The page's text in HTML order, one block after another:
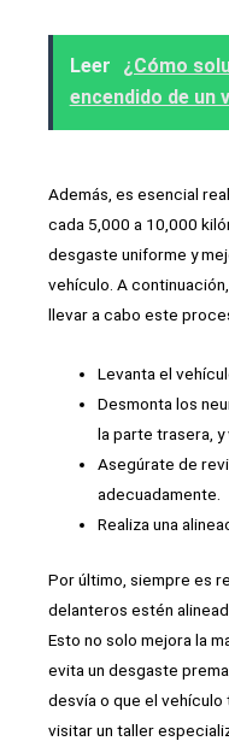
Leer
¿Cómo
encendido de un
Además, es esencial
cada 5,000 a 10,000
desgaste uniforme y
vehículo. A
llevar a cabo este
Levanta el
Desmonta los
la parte trasera, y
Asegúrate de
adecuadamente.
Realiza una
Por último, siempre es
delanteros estén
Esto no solo mejora la
evita un desgaste
desvía o que el vehículo
visitar un taller